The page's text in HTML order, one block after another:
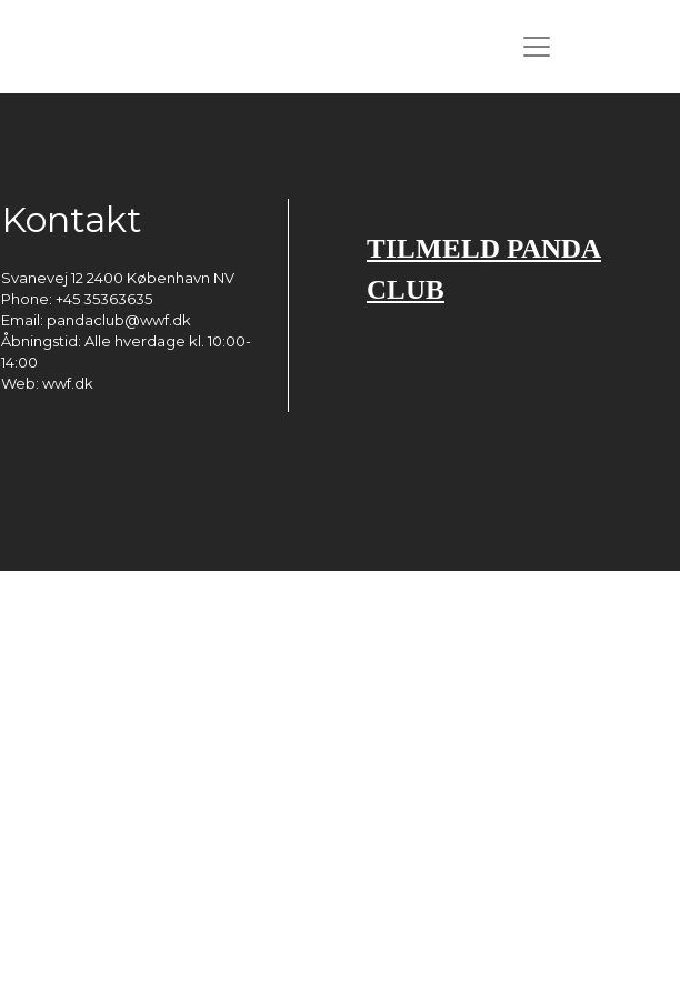
Kontakt
Svanevej 12 2400 København NV
Phone: +45 35363635
Email: pandaclub@wwf.dk
Åbningstid: Alle hverdage kl. 10:00-
14:00
Web: wwf.dk
TILMELD PANDA
CLUB